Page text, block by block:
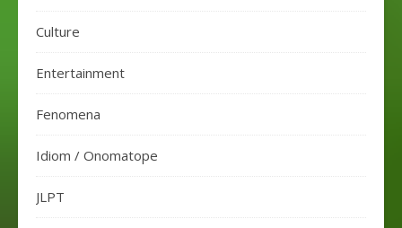
Culture
Entertainment
Fenomena
Idiom / Onomatope
JLPT